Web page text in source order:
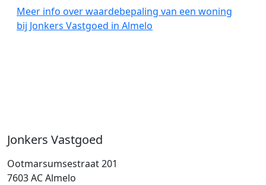
Jonkers Vastgoed
Ootmarsumsestraat 201
7603 AC Almelo
Meer info over waardebepaling van een woning
bij Jonkers Vastgoed in Almelo